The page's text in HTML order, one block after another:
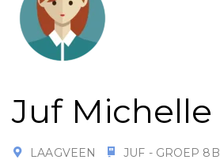
Juf Michelle
LAAGVEEN JUF - GROEP 8B